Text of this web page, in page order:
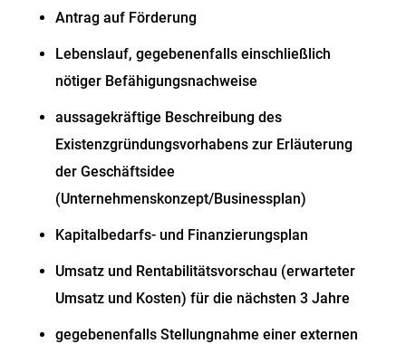
Antrag auf Förderung
Lebenslauf, gegebenenfalls einschließlich
nötiger Befähigungsnachweise
aussagekräftige Beschreibung des
Existenzgründungsvorhabens zur Erläuterung
der Geschäftsidee
(Unternehmenskonzept/Businessplan)
Kapitalbedarfs- und Finanzierungsplan
Umsatz und Rentabilitätsvorschau (erwarteter
Umsatz und Kosten) für die nächsten 3 Jahre
gegebenenfalls Stellungnahme einer externen